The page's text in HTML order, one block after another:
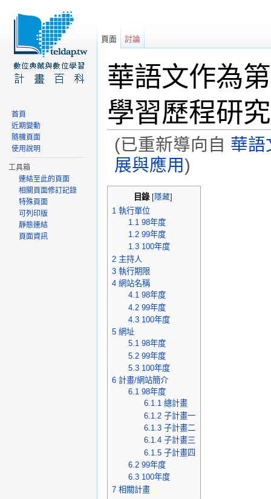
華語文作為
學習歷程研究
(已重新導向自 華語
展與應用)
目錄[隱藏]
1 執行單位
1.1 98年度
1.2 99年度
1.3 100年度
2 主持人
3 執行期限
4 網站名稱
4.1 98年度
4.2 99年度
4.3 100年度
5 網址
5.1 98年度
5.2 99年度
5.3 100年度
6 計畫/網站簡介
6.1 98年度
6.1.1 總計畫
6.1.2 子計畫一
6.1.3 子計畫二
6.1.4 子計畫三
6.1.5 子計畫四
6.2 99年度
6.3 100年度
7 相關計畫
頁面 討論
首頁
近期變動
隨機頁面
使用說明
工具箱
連結至此的頁面
相關頁面修訂記錄
特殊頁面
可列印版
靜態連結
頁面資訊